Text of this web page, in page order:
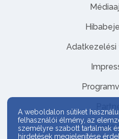
A weboldalon sütiket
felhasználói élmény, az
személyre szabott tartalmak
hirdetések megjelenítése